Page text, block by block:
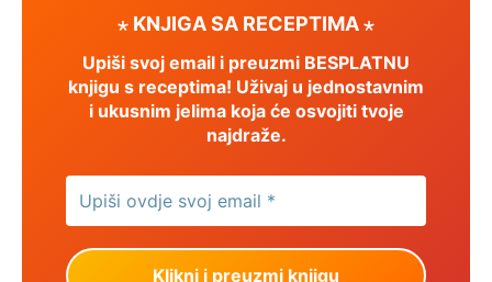
⋆ KNJIGA SA RECEPTIMA ⋆
Upiši svoj email i preuzmi BESPLATNU
knjigu s receptima! Uživaj u jednostavnim
i ukusnim jelima koja će osvojiti tvoje
najdraže.